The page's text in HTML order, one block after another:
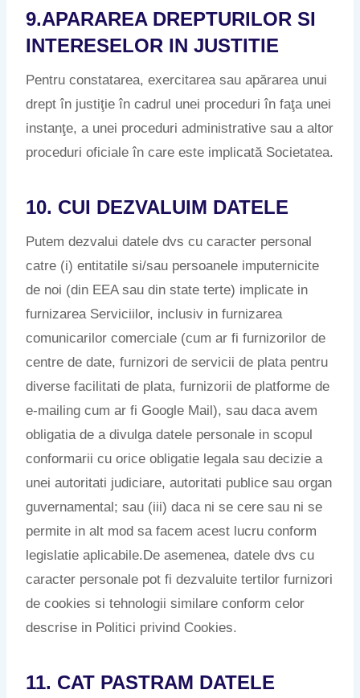
9.APARAREA DREPTURILOR SI
INTERESELOR IN JUSTITIE
Pentru constatarea, exercitarea sau apărarea unui
drept în justiţie în cadrul unei proceduri în faţa unei
instanţe, a unei proceduri administrative sau a altor
proceduri oficiale în care este implicată Societatea.
10. CUI DEZVALUIM DATELE
Putem dezvalui datele dvs cu caracter personal
catre (i) entitatile si/sau persoanele imputernicite
de noi (din EEA sau din state terte) implicate in
furnizarea Serviciilor, inclusiv in furnizarea
comunicarilor comerciale (cum ar fi furnizorilor de
centre de date, furnizori de servicii de plata pentru
diverse facilitati de plata, furnizorii de platforme de
e-mailing cum ar fi Google Mail), sau daca avem
obligatia de a divulga datele personale in scopul
conformarii cu orice obligatie legala sau decizie a
unei autoritati judiciare, autoritati publice sau organ
guvernamental; sau (iii) daca ni se cere sau ni se
permite in alt mod sa facem acest lucru conform
legislatie aplicabile.De asemenea, datele dvs cu
caracter personale pot fi dezvaluite tertilor furnizori
de cookies si tehnologii similare conform celor
descrise in Politici privind Cookies.
11. CAT PASTRAM DATELE